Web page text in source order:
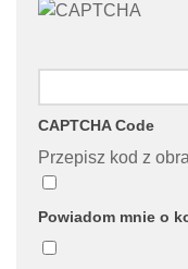
CAPTCHA Code
Przepisz kod z
Powiadom mnie o